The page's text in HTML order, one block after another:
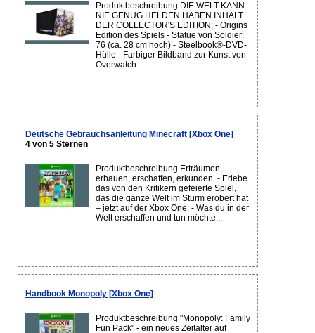
Produktbeschreibung DIE WELT KANN
NIE GENUG HELDEN HABEN INHALT
DER COLLECTOR'S EDITION: - Origins
Edition des Spiels - Statue von Soldier:
76 (ca. 28 cm hoch) - Steelbook®-DVD-
Hülle - Farbiger Bildband zur Kunst von
Overwatch -...
Deutsche Gebrauchsanleitung Minecraft [Xbox One]
4 von 5 Sternen
Produktbeschreibung Erträumen,
erbauen, erschaffen, erkunden. - Erlebe
das von den Kritikern gefeierte Spiel,
das die ganze Welt im Sturm erobert hat
– jetzt auf der Xbox One. - Was du in der
Welt erschaffen und tun möchte...
Handbook Monopoly [Xbox One]
Produktbeschreibung "Monopoly: Family
Fun Pack" - ein neues Zeitalter auf